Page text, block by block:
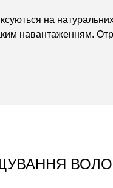
на
навантаженням.